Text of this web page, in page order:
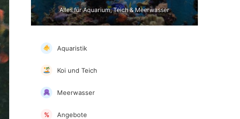
Alles für Aquarium, Teich & Meerwasser
Aquaristik
Koi und Teich
Meerwasser
% Angebote